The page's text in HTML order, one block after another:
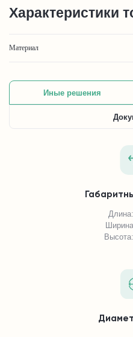
Характеристики
Материал
Иные решения